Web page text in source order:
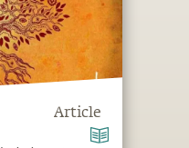
Article